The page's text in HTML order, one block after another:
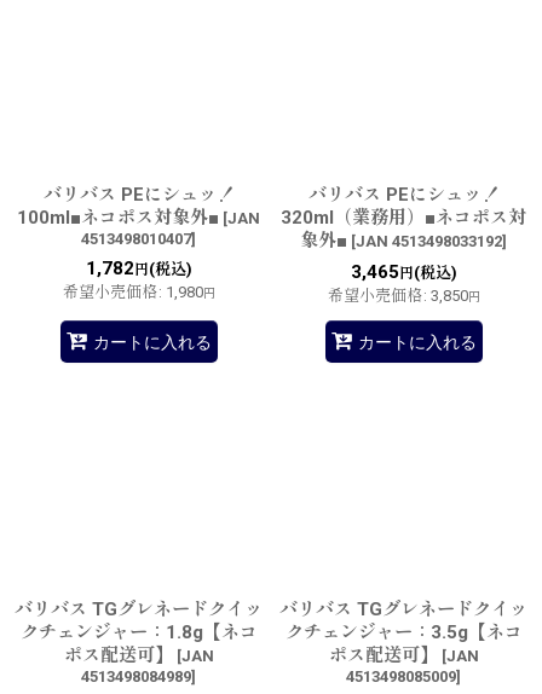
バリバス PEにシュッ！
100ml■ネコポス対象外■ [JAN
4513498010407]
1,782 円(税込)
希望小売価格: 1,980円
カートに入れる
バリバス PEにシュッ！
320ml（業務用）■ネコポス対
象外■ [JAN 4513498033192]
3,465 円(税込)
希望小売価格: 3,850円
カートに入れる
バリバス TGグレネードクイッ
クチェンジャー：1.8g【ネコ
ポス配送可】
[JAN
4513498084989]
バリバス TGグレネードクイッ
クチェンジャー：3.5g【ネコ
ポス配送可】
[JAN
4513498085009]